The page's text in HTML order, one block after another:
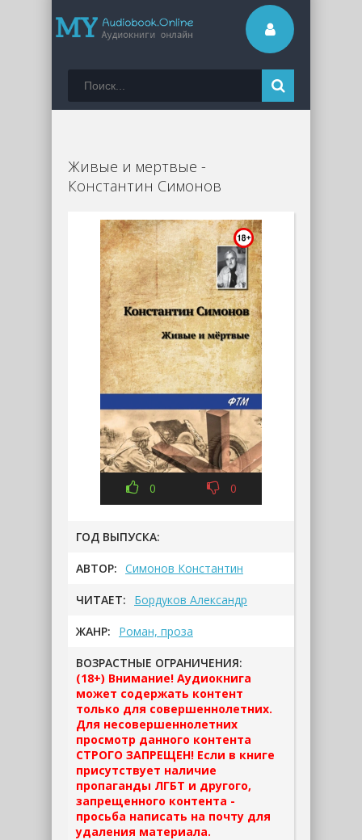
Живые и мертвые -
Константин Симонов
0 0
ГОД ВЫПУСКА:
АВТОР: Симонов Константин
ЧИТАЕТ: Бордуков Александр
ЖАНР: Роман, проза
ВОЗРАСТНЫЕ ОГРАНИЧЕНИЯ:
(18+) Внимание! Аудиокнига
может содержать контент
только для совершеннолетних.
Для несовершеннолетних
просмотр данного контента
СТРОГО ЗАПРЕЩЕН! Если в книге
присутствует наличие
пропаганды ЛГБТ и другого,
запрещенного контента -
просьба написать на почту для
удаления материала.